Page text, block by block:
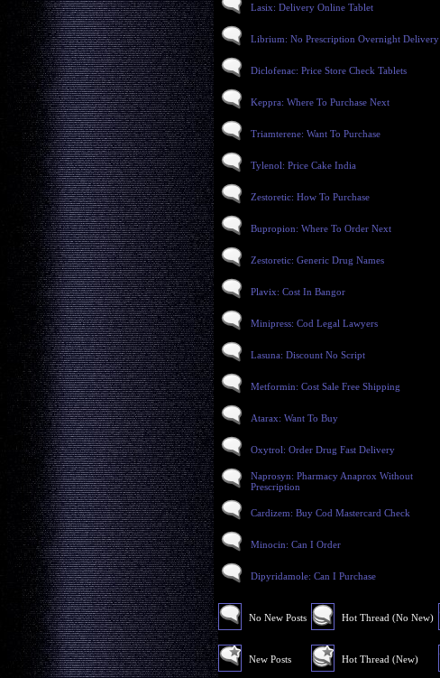
Lasix: Delivery Online Tablet
Librium: No Prescription Overnight Delivery
Diclofenac: Price Store Check Tablets
Keppra: Where To Purchase Next
Triamterene: Want To Purchase
Tylenol: Price Cake India
Zestoretic: How To Purchase
Bupropion: Where To Order Next
Zestoretic: Generic Drug Names
Plavix: Cost In Bangor
Minipress: Cod Legal Lawyers
Lasuna: Discount No Script
Metformin: Cost Sale Free Shipping
Atarax: Want To Buy
Oxytrol: Order Drug Fast Delivery
Naprosyn: Pharmacy Anaprox Without
Prescription
Cardizem: Buy Cod Mastercard Check
Minocin: Can I Order
Dipyridamole: Can I Purchase
No New Posts
New Posts
Hot Thread (No New)
Hot Thread (New)